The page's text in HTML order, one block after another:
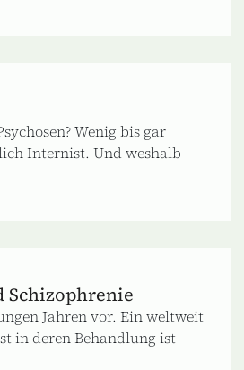
Wenig bis gar
Internist. Und weshalb
Schizophrenie
Jahren vor. Ein weltweit
in deren Behandlung ist